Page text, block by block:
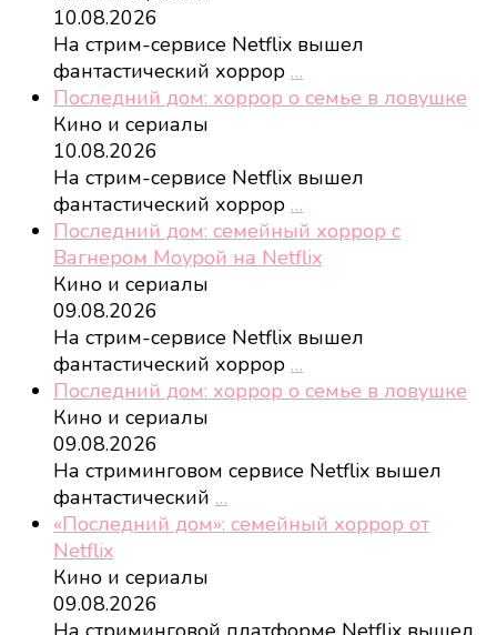
10.08.2026
На стрим-сервисе Netflix вышел
фантастический хоррор …
Последний дом: хоррор о семье в ловушке
Кино и сериалы
10.08.2026
На стрим-сервисе Netflix вышел
фантастический хоррор …
Последний дом: семейный хоррор с
Вагнером Моурой на Netflix
Кино и сериалы
09.08.2026
На стрим-сервисе Netflix вышел
фантастический хоррор …
Последний дом: хоррор о семье в ловушке
Кино и сериалы
09.08.2026
На стриминговом сервисе Netflix вышел
фантастический …
«Последний дом»: семейный хоррор от
Netflix
Кино и сериалы
09.08.2026